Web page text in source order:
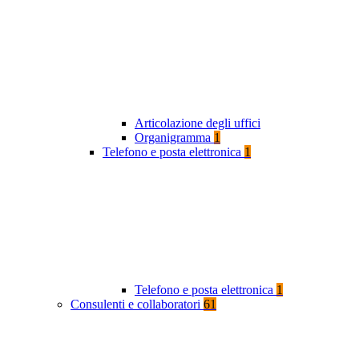
Articolazione degli uffici
Organigramma 1
Telefono e posta elettronica 1
Telefono e posta elettronica 1
Consulenti e collaboratori 61